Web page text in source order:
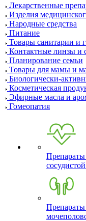
Лекарственные
Изделия
Народные средства
Питание
Товары санитарии и
Контактные линзы и
Планирование семьи
Товары для мамы и
Биологически-
Косметическая
Эфирные масла и
Гомеопатия
Препараты
Препараты